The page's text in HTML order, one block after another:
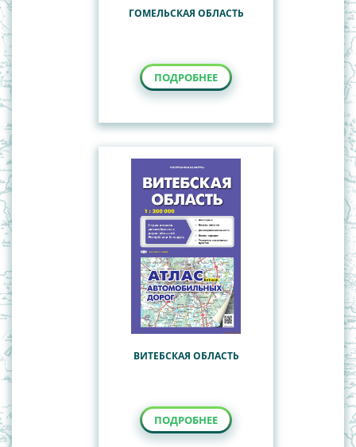
ГОМЕЛЬСКАЯ ОБЛАСТЬ
ПОДРОБНЕЕ
ВИТЕБСКАЯ ОБЛАСТЬ
ПОДРОБНЕЕ